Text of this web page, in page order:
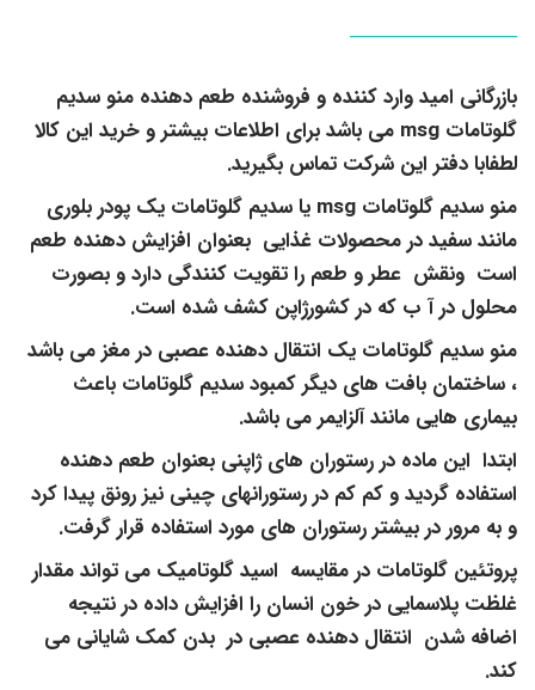
بازرگانی امید وارد کننده و فروشنده طعم دهنده منو سدیم
گلوتامات msg می باشد برای اطلاعات بیشتر و خرید این کالا
لطفابا دفتر این شرکت تماس بگیرید.
منو سدیم گلوتامات msg یا سدیم گلوتامات یک پودر بلوری
مانند سفید در محصولات غذایی بعنوان افزایش دهنده طعم
است ونقش عطر و طعم را تقویت کنندگی دارد و بصورت
محلول در آ ب که در کشورژاپن کشف شده است.
منو سدیم گلوتامات یک انتقال دهنده عصبی در مغز می باشد
، ساختمان بافت های دیگر کمبود سدیم گلوتامات باعث
بیماری هایی مانند آلزایمر می باشد.
ابتدا این ماده در رستوران های ژاپنی بعنوان طعم دهنده
استفاده گردید و کم کم در رستورانهای چینی نیز رونق پیدا کرد
و به مرور در بیشتر رستوران های مورد استفاده قرار گرفت.
پروتئین گلوتامات در مقایسه اسید گلوتامیک می تواند مقدار
غلظت پلاسمایی در خون انسان را افزایش داده در نتیجه
اضافه شدن انتقال دهنده عصبی در بدن کمک شایانی می
کند.